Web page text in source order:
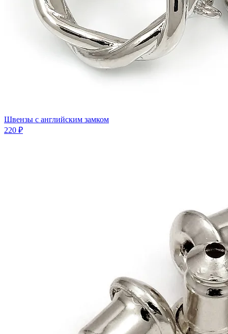
Швензы с английским замком
220 ₽